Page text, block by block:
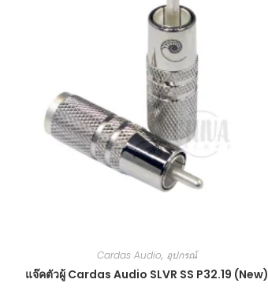
Cardas Audio, อุปกรณ์
แจ๊คตัวผู้ Cardas Audio SLVR SS P32.19 (New)